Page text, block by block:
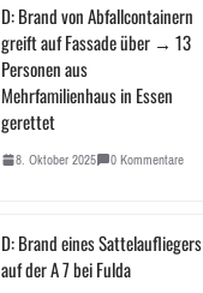
D: Brand von Abfallcontainern
greift auf Fassade über → 13
Personen aus
Mehrfamilienhaus in Essen
gerettet
8. Oktober 2025 0 Kommentare
D: Brand eines Sattelaufliegers
auf der A 7 bei Fulda